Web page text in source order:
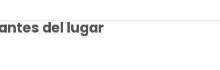
del lugar